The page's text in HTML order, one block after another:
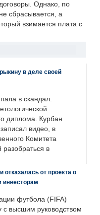
Однако, по
сбрасывается, а
взимается плата с
в деле своей
в скандал.
диплома. Курбан
видео, в
Комитета
разобраться в
отказалась от проекта о
инвесторам
футбола (FIFA)
высшим руководством